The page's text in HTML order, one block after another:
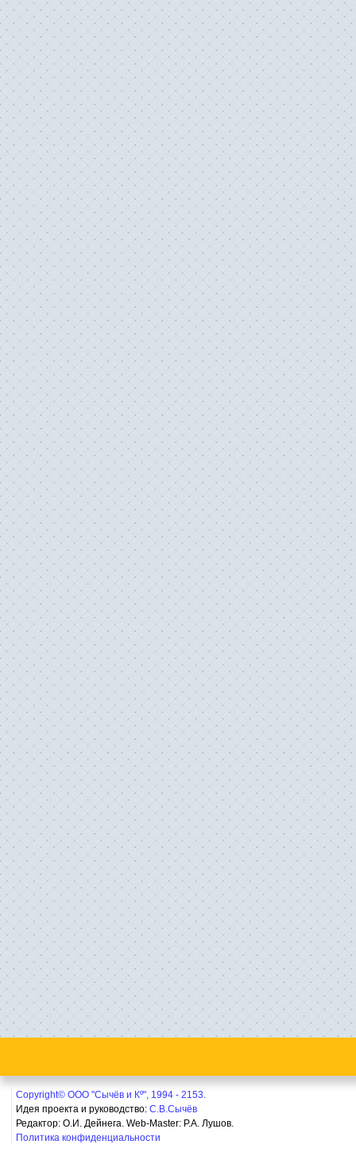
Copyright© ООО "Сычёв и Кº", 1994 - 2153.
Идея проекта и руководство: С.В.Сычёв
Редактор: О.И. Дейнега. Web-Master: Р.А. Лушов.
Политика конфиденциальности